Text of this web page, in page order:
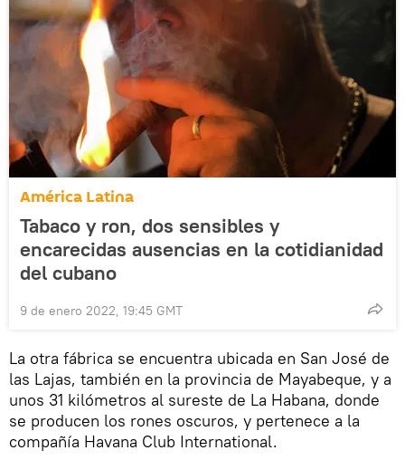
América Latina
Tabaco y ron, dos sensibles y
encarecidas ausencias en la cotidianidad
del cubano
9 de enero 2022, 19:45 GMT
La otra fábrica se encuentra ubicada en San José de
las Lajas, también en la provincia de Mayabeque, y a
unos 31 kilómetros al sureste de La Habana, donde
se producen los rones oscuros, y pertenece a la
compañía Havana Club International.